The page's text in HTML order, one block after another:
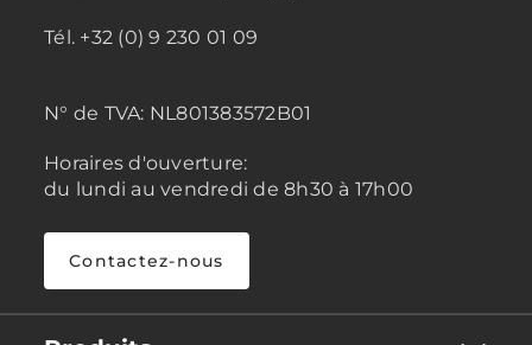
Tél. +32 (0) 9 230 01 09
N° de TVA: NL801383572B01
Horaires d'ouverture:
du lundi au vendredi de 8h30 à 17h00
Contactez-nous